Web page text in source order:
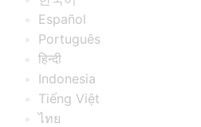
Español
Português
हिन्दी
Indonesia
Tiếng Việt
ไทย